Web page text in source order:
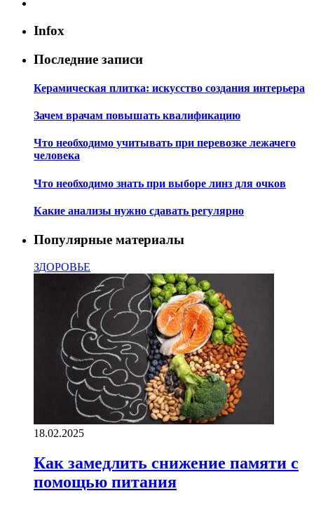
Infox
Последние записи
Керамическая плитка: искусство создания интерьера
Зачем врачам повышать квалификацию
Что необходимо учитывать при перевозке лежачего
человека
Что необходимо знать при выборе линз для очков
Какие анализы нужно сдавать регулярно
Популярные материалы
ЗДОРОВЬЕ
18.02.2025
Как замедлить снижение памяти с
помощью питания